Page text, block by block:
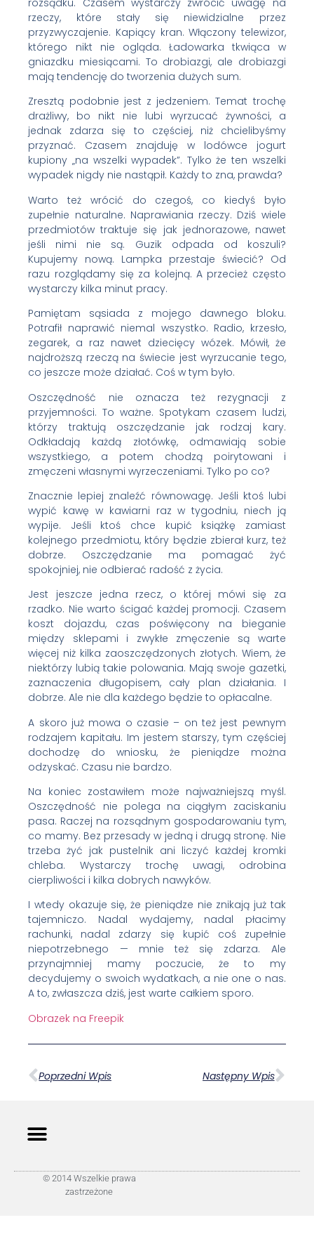
rzeczy, które stały się niewidzialne przez
przyzwyczajenie. Kapiący kran. Włączony telewizor,
którego nikt nie ogląda. Ładowarka tkwiąca w
gniazdku miesiącami. To drobiazgi, ale drobiazgi
mają tendencję do tworzenia dużych sum.
Zresztą podobnie jest z jedzeniem. Temat trochę
drażliwy, bo nikt nie lubi wyrzucać żywności, a
jednak zdarza się to częściej, niż chcielibyśmy
przyznać. Czasem znajduję w lodówce jogurt
kupiony „na wszelki wypadek”. Tylko że ten wszelki
wypadek nigdy nie nastąpił. Każdy to zna, prawda?
Warto też wrócić do czegoś, co kiedyś było
zupełnie naturalne. Naprawiania rzeczy. Dziś wiele
przedmiotów traktuje się jak jednorazowe, nawet
jeśli nimi nie są. Guzik odpada od koszuli?
Kupujemy nową. Lampka przestaje świecić? Od
razu rozglądamy się za kolejną. A przecież często
wystarczy kilka minut pracy.
Pamiętam sąsiada z mojego dawnego bloku.
Potrafił naprawić niemal wszystko. Radio, krzesło,
zegarek, a raz nawet dziecięcy wózek. Mówił, że
najdroższą rzeczą na świecie jest wyrzucanie tego,
co jeszcze może działać. Coś w tym było.
Oszczędność nie oznacza też rezygnacji z
przyjemności. To ważne. Spotykam czasem ludzi,
którzy traktują oszczędzanie jak rodzaj kary.
Odkładają każdą złotówkę, odmawiają sobie
wszystkiego, a potem chodzą poirytowani i
zmęczeni własnymi wyrzeczeniami. Tylko po co?
Znacznie lepiej znaleźć równowagę. Jeśli ktoś lubi
wypić kawę w kawiarni raz w tygodniu, niech ją
wypije. Jeśli ktoś chce kupić książkę zamiast
kolejnego przedmiotu, który będzie zbierał kurz, też
dobrze. Oszczędzanie ma pomagać żyć
spokojniej, nie odbierać radość z życia.
Jest jeszcze jedna rzecz, o której mówi się za
rzadko. Nie warto ścigać każdej promocji. Czasem
koszt dojazdu, czas poświęcony na bieganie
między sklepami i zwykłe zmęczenie są warte
więcej niż kilka zaoszczędzonych złotych. Wiem, że
niektórzy lubią takie polowania. Mają swoje gazetki,
zaznaczenia długopisem, cały plan działania. I
dobrze. Ale nie dla każdego będzie to opłacalne.
A skoro już mowa o czasie – on też jest pewnym
rodzajem kapitału. Im jestem starszy, tym częściej
dochodzę do wniosku, że pieniądze można
odzyskać. Czasu nie bardzo.
Na koniec zostawiłem może najważniejszą myśl.
Oszczędność nie polega na ciągłym zaciskaniu
pasa. Raczej na rozsądnym gospodarowaniu tym,
co mamy. Bez przesady w jedną i drugą stronę. Nie
trzeba żyć jak pustelnik ani liczyć każdej kromki
chleba. Wystarczy trochę uwagi, odrobina
cierpliwości i kilka dobrych nawyków.
I wtedy okazuje się, że pieniądze nie znikają już tak
tajemniczo. Nadal wydajemy, nadal płacimy
rachunki, nadal zdarzy się kupić coś zupełnie
niepotrzebnego — mnie też się zdarza. Ale
przynajmniej mamy poczucie, że to my
decydujemy o swoich wydatkach, a nie one o nas.
A to, zwłaszcza dziś, jest warte całkiem sporo.
Obrazek na Freepik
Poprzedni Wpis Następny Wpis
© 2014 Wszelkie prawa
zastrzeżone